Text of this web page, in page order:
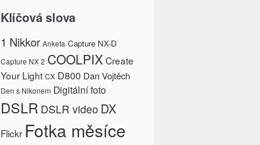
Klíčová slova
1 Nikkor Anketa Capture NX-D
Capture NX 2 COOLPIXCreate
Your Light CX D800 Dan Vojtěch
Den s Nikonem Digitální foto
DSLR DSLR video DX
Flickr Fotka měsíce